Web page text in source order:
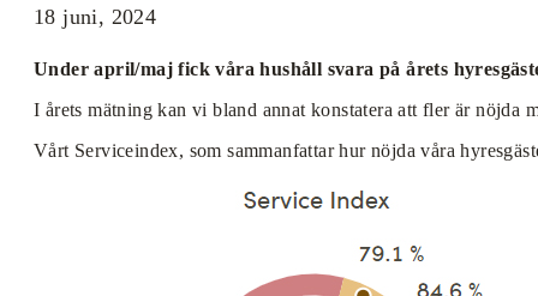
18 juni, 2024
Under april/maj fick våra hushåll svara på årets
I årets mätning kan vi bland annat konstatera att fler är nöjda
Vårt Serviceindex, som sammanfattar hur nöjda våra